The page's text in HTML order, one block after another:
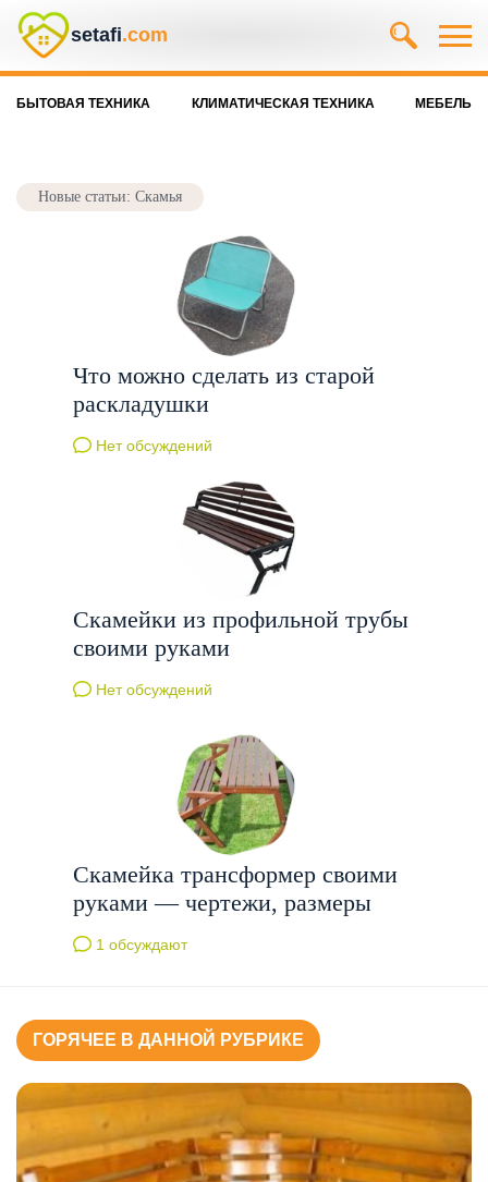
setafi.com
БЫТОВАЯ ТЕХНИКА КЛИМАТИЧЕСКАЯ ТЕХНИКА МЕБЕЛЬ
Новые статьи: Скамья
Что можно сделать из старой
раскладушки
Нет обсуждений
Скамейки из профильной трубы
своими руками
Нет обсуждений
Скамейка трансформер своими
руками — чертежи, размеры
1 обсуждают
ГОРЯЧЕЕ В ДАННОЙ РУБРИКЕ